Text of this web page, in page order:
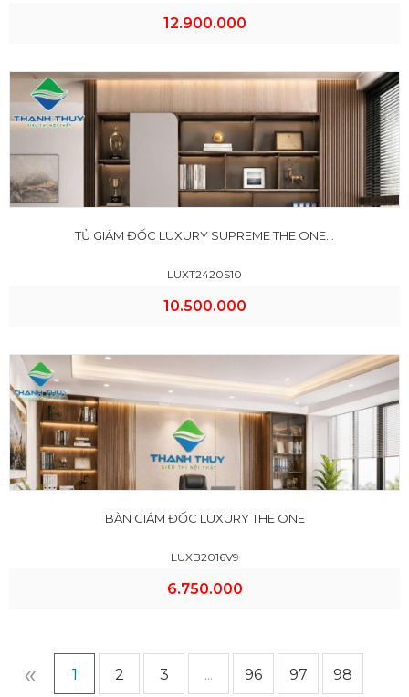
12.900.000
TỦ GIÁM ĐỐC LUXURY SUPREME THE ONE...
LUXT2420S10
10.500.000
BÀN GIÁM ĐỐC LUXURY THE ONE
LUXB2016V9
6.750.000
« 1 2 3 ... 96 97 98